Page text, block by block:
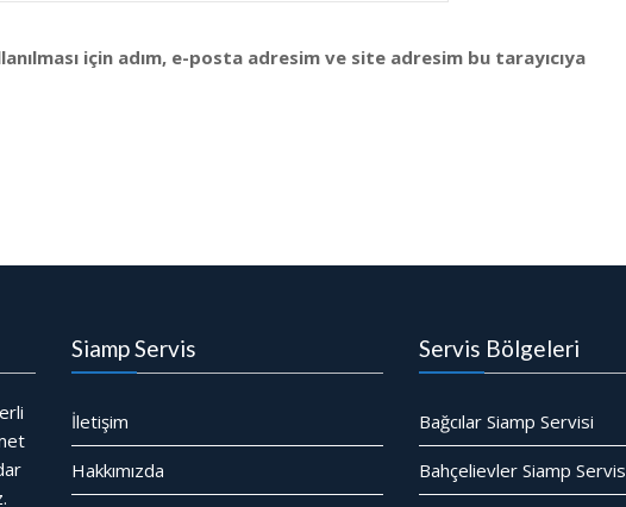
için adım, e-posta adresim ve site adresim bu tarayıcıya
Siamp Servis
İletişim
Hakkımızda
Servis Bölgeleri
Bağcılar Siamp Servisi
Bahçelievler Siamp Servis